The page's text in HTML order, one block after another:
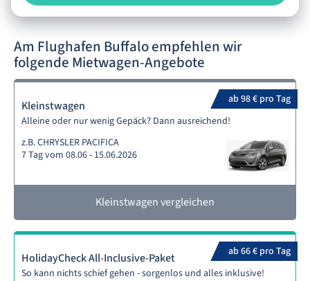
Am Flughafen Buffalo empfehlen wir
folgende Mietwagen-Angebote
ab 98 € pro Tag
Kleinstwagen
Alleine oder nur wenig Gepäck? Dann ausreichend!
z.B. CHRYSLER PACIFICA
7 Tag vom 08.06 - 15.06.2026
Kleinstwagen vergleichen
ab 66 € pro Tag
HolidayCheck All-Inclusive-Paket
So kann nichts schief gehen - sorgenlos und alles inklusive!